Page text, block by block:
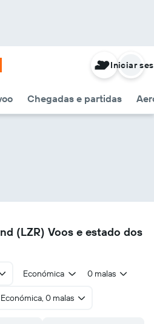
Chegadas e partidas
Iniciar
(LZR) Voos e estado dos
Económica 0 malas
0 malas